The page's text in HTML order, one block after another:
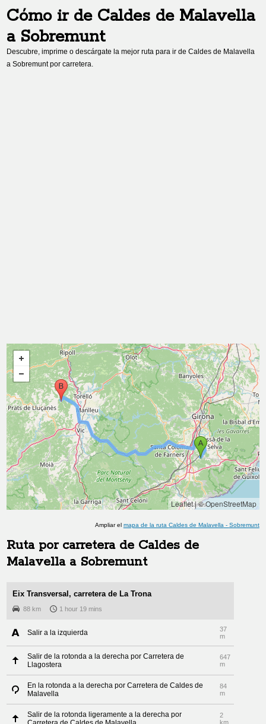
Cómo ir de Caldes de Malavella
a Sobremunt
Descubre, imprime o descárgate la mejor ruta para ir deCaldes de Malavella
aSobremuntpor carretera.
Leaflet|© OpenStreetMap
Ampliar el mapa de la ruta Caldes de Malavella - Sobremunt
Ruta por carretera de Caldes de
Malavellaa Sobremunt
Eix Transversal, carretera de La Trona
88 km 1 hour 19 mins
Salir a la izquierda
37
m
Salir de la rotonda a la derecha por Carretera de
Llagostera
647
m
En la rotonda a la derecha por Carretera de Caldes de
Malavella
84
m
Salir de la rotonda ligeramente a la derecha por
2
km